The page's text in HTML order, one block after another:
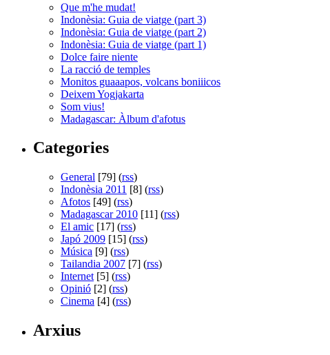
Que m'he mudat!
Indonèsia: Guia de viatge (part 3)
Indonèsia: Guia de viatge (part 2)
Indonèsia: Guia de viatge (part 1)
Dolce faire niente
La racció de temples
Monitos guaaapos, volcans boniiicos
Deixem Yogjakarta
Som vius!
Madagascar: Àlbum d'afotus
Categories
General [79] (rss)
Indonèsia 2011 [8] (rss)
Afotos [49] (rss)
Madagascar 2010 [11] (rss)
El amic [17] (rss)
Japó 2009 [15] (rss)
Música [9] (rss)
Tailandia 2007 [7] (rss)
Internet [5] (rss)
Opinió [2] (rss)
Cinema [4] (rss)
Arxius